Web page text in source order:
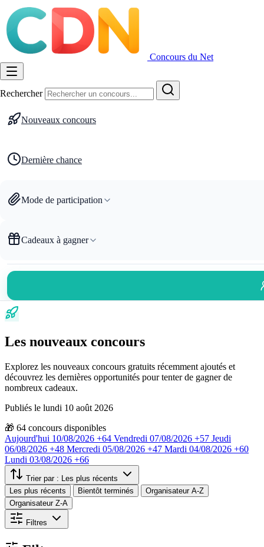
Concours du Net
Rechercher
Nouveaux concours
Dernière chance
Mode de participation
Cadeaux à gagner
Les nouveaux concours
Explorez les nouveaux concours gratuits récemment ajoutés et
découvrez les dernières opportunités pour tenter de gagner de
nombreux cadeaux.
Publiés le lundi 10 août 2026
🎁 64 concours disponibles
Aujourd'hui 10/08/2026 +64 Vendredi 07/08/2026 +57 Jeudi
06/08/2026 +48 Mercredi 05/08/2026 +47 Mardi 04/08/2026 +60
Lundi 03/08/2026 +66
Trier par :
Les plus récents
Les plus récents
Bientôt terminés
Organisateur A-Z
Organisateur Z-A
Filtres